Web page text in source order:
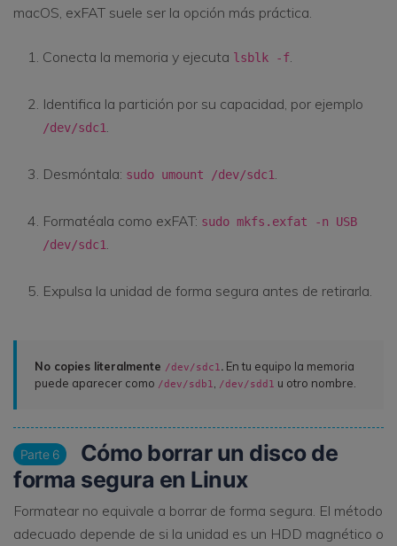
macOS, exFAT suele ser la opción más práctica.
Conecta la memoria y ejecuta lsblk -f.
Identifica la partición por su capacidad, por ejemplo
/dev/sdc1.
Desmóntala: sudo umount /dev/sdc1.
Formatéala como exFAT: sudo mkfs.exfat -n USB
/dev/sdc1.
Expulsa la unidad de forma segura antes de retirarla.
No copies literalmente /dev/sdc1. En tu equipo la memoria
puede aparecer como /dev/sdb1, /dev/sdd1 u otro nombre.
Parte 6
Cómo borrar un disco de
forma segura en Linux
Formatear no equivale a borrar de forma segura. El método
adecuado depende de si la unidad es un HDD magnético o